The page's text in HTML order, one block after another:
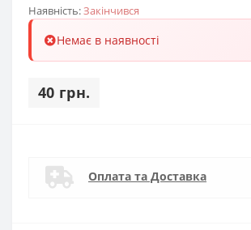
Наявність:Закінчився
Немає в наявності
40 грн.
Оплата та Доставка